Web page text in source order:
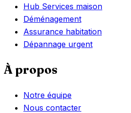
Hub Services maison
Déménagement
Assurance habitation
Dépannage urgent
À propos
Notre équipe
Nous contacter